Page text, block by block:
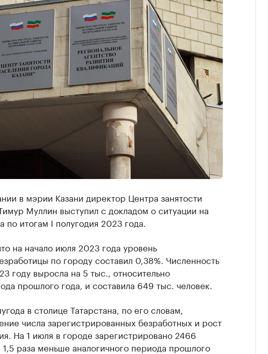
в мэрии Казани директор Центра занятости
Муллин выступил с докладом о ситуации на
по итогам I полугодия 2023 года.
на начало июля 2023 года уровень
по городу составил 0,38%. Численность
году выросла на 5 тыс., относительно
прошлого года, и составила 649 тыс. человек.
в столице Татарстана, по его словам,
числа зарегистрированных безработных и рост
На 1 июля в городе зарегистрировано 2466
1,5 раза меньше аналогичного периода прошлого